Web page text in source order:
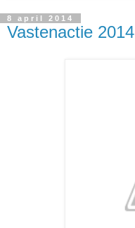
8 april 2014
Vastenactie 2014